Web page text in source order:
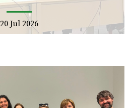
20 Jul 2026